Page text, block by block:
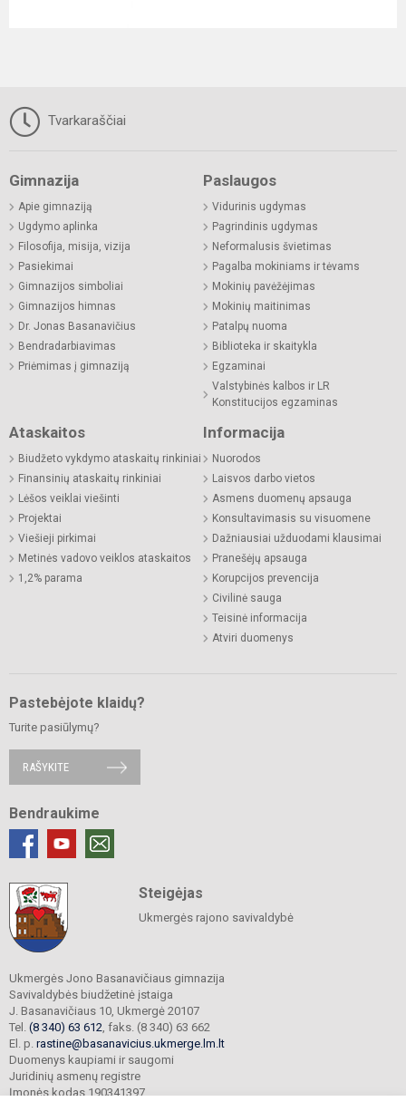
Tvarkaraščiai
Gimnazija
Apie gimnaziją
Ugdymo aplinka
Filosofija, misija, vizija
Pasiekimai
Gimnazijos simboliai
Gimnazijos himnas
Dr. Jonas Basanavičius
Bendradarbiavimas
Priėmimas į gimnaziją
Paslaugos
Vidurinis ugdymas
Pagrindinis ugdymas
Neformalusis švietimas
Pagalba mokiniams ir tėvams
Mokinių pavėžėjimas
Mokinių maitinimas
Patalpų nuoma
Biblioteka ir skaitykla
Egzaminai
Valstybinės kalbos ir LR
Konstitucijos egzaminas
Ataskaitos
Biudžeto vykdymo ataskaitų rinkiniai
Finansinių ataskaitų rinkiniai
Lėšos veiklai viešinti
Projektai
Viešieji pirkimai
Metinės vadovo veiklos ataskaitos
1,2% parama
Informacija
Nuorodos
Laisvos darbo vietos
Asmens duomenų apsauga
Konsultavimasis su visuomene
Dažniausiai užduodami klausimai
Pranešėjų apsauga
Korupcijos prevencija
Civilinė sauga
Teisinė informacija
Atviri duomenys
Pastebėjote klaidų?
Turite pasiūlymų?
RAŠYKITE
Bendraukime
Steigėjas
Ukmergės rajono savivaldybė
Ukmergės Jono Basanavičiaus gimnazija
Savivaldybės biudžetinė įstaiga
J. Basanavičiaus 10, Ukmergė 20107
Tel. (8 340) 63 612, faks. (8 340) 63 662
El. p. rastine@basanavicius.ukmerge.lm.lt
Duomenys kaupiami ir saugomi
Juridinių asmenų registre
Įmonės kodas 190341397